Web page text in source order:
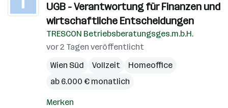
UGB - Verantwortung für Finanzen und
wirtschaftliche Entscheidungen
TRESCON Betriebsberatungsges.m.b.H.
vor 2 Tagen veröffentlicht
Wien Süd
Vollzeit
Homeoffice
ab 6.000 € monatlich
Merken